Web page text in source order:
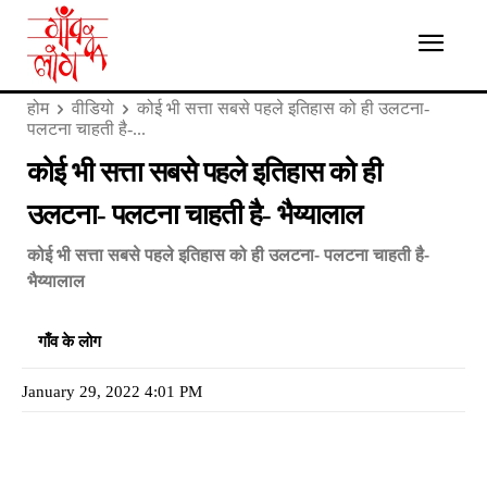
होम वीडियो
कोई भी सत्ता सबसे पहले इतिहास को ही उलटना-
पलटना चाहती है-...
कोई भी सत्ता सबसे पहले इतिहास को ही
उलटना- पलटना चाहती है- भैय्यालाल
कोई भी सत्ता सबसे पहले इतिहास को ही उलटना- पलटना चाहती है-
भैय्यालाल
गाँव के लोग
January 29, 2022 4:01 PM